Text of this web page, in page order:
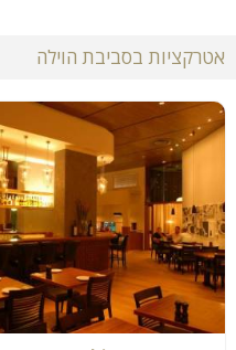
אטרקציות בסביבת הוילה